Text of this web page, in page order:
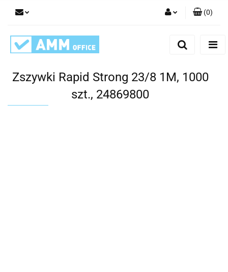
(0)
Zszywki Rapid Strong 23/8 1M, 1000
szt., 24869800